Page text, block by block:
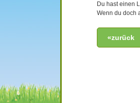
Du hast einen
Wenn du doch
«zurück